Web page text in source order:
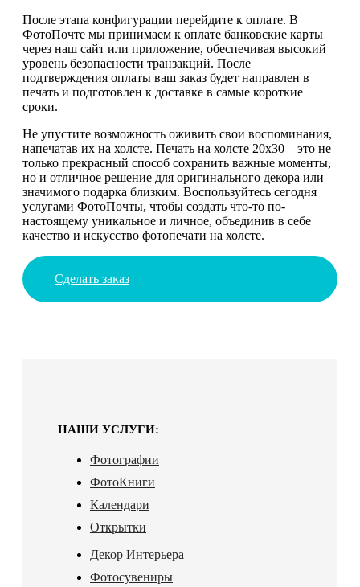
После этапа конфигурации перейдите к оплате. В
ФотоПочте мы принимаем к оплате банковские карты
через наш сайт или приложение, обеспечивая высокий
уровень безопасности транзакций. После
подтверждения оплаты ваш заказ будет направлен в
печать и подготовлен к доставке в самые короткие
сроки.
Не упустите возможность оживить свои воспоминания,
напечатав их на холсте. Печать на холсте 20х30 – это не
только прекрасный способ сохранить важные моменты,
но и отличное решение для оригинального декора или
значимого подарка близким. Воспользуйтесь сегодня
услугами ФотоПочты, чтобы создать что-то по-
настоящему уникальное и личное, объединив в себе
качество и искусство фотопечати на холсте.
Сделать заказ
НАШИ УСЛУГИ:
Фотографии
ФотоКниги
Календари
Открытки
Декор Интерьера
Фотосувениры